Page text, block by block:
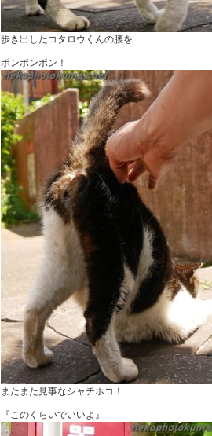
歩き出したコタロウくんの腰を…
ポンポンポン！
またまた見事なシャチホコ！
『このくらいでいいよ』